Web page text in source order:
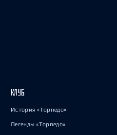
КЛУБ
История «Торпедо»
Легенды «Торпедо»